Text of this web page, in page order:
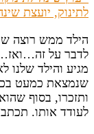
הילד ממש רוצה
לדבר על
מגיע והילד שלנו
שנמצאת כמעט
ותזכרו, בסוף
לעודד אותו.